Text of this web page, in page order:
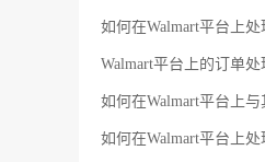
如何在Walmart平台上处
Walmart平台上的订单处
如何在Walmart平台上
如何在Walmart平台上处